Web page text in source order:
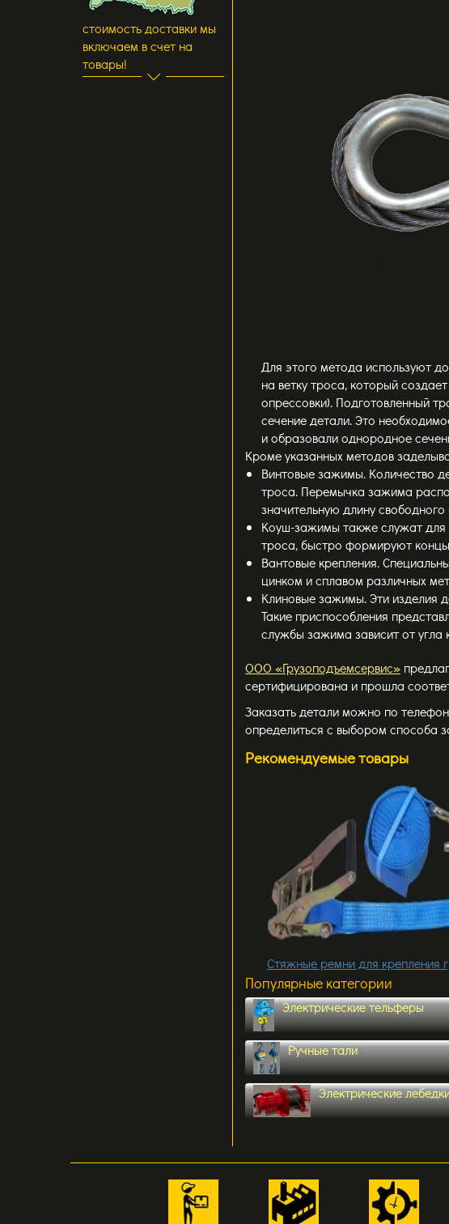
стоимость доставки мы
включаем в счет на
товары!
Для этого метода используют
на ветку троса, который
опрессовки). Подготовленный
сечение детали. Это
и образовали однородное
Кроме указанных методов
Винтовые зажимы. Количество
троса. Перемычка зажима
значительную длину
Коуш-зажимы также служат для
троса, быстро формируют
Вантовые крепления.
цинком и сплавом различных
Клиновые зажимы. Эти изделия
Такие приспособления
службы зажима зависит от
ООО «Грузоподъемсервис»
сертифицирована и прошла
Заказать детали можно по
определиться с выбором способа
Рекомендуемые товары
Стяжные ремни для крепления
Популярные категории
Электрические тельферы
Ручные тали
Электрические